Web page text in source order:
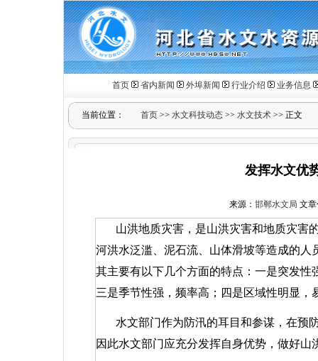
首页 省内新闻 外埠新闻 行业介绍 业务信息
当前位置： 首页 >> 水文科技动态 >> 水文技术 >> 正文
发挥水文优
来源： 邯郸水文局 文章
山洪地质灾害，是山洪灾害和地质灾害
河洪水泛滥、泥石流、山体滑坡等造成的
其主要有以下几个方面的特点：一是突发
三是季节性强，频率高；四是区域性明显
水文部门作为防汛的耳目和参谋，在预
因此水文部门应充分发挥自身优势，做好山